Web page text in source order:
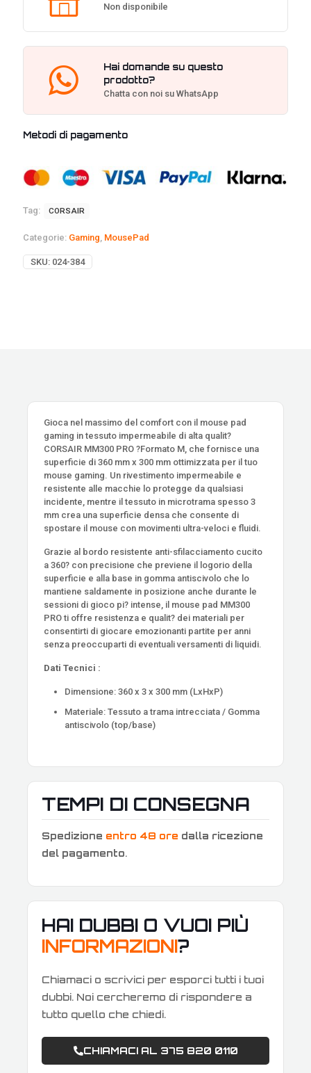
Non disponibile
Hai domande su questo
prodotto?
Chatta con noi su WhatsApp
Metodi di pagamento
Tag: CORSAIR
Categorie: Gaming MousePad
SKU: 024-384
Gioca nel massimo del comfort con il mouse pad
gaming in tessuto impermeabile di alta qualit?
CORSAIR MM300 PRO ?Formato M, che fornisce una
superficie di 360 mm x 300 mm ottimizzata per il tuo
mouse gaming. Un rivestimento impermeabile e
resistente alle macchie lo protegge da qualsiasi
incidente, mentre il tessuto in microtrama spesso 3
mm crea una superficie densa che consente di
spostare il mouse con movimenti ultra-veloci e fluidi.
Grazie al bordo resistente anti-sfilacciamento cucito
a 360? con precisione che previene il logorio della
superficie e alla base in gomma antiscivolo che lo
mantiene saldamente in posizione anche durante le
sessioni di gioco pi? intense, il mouse pad MM300
PRO ti offre resistenza e qualit? dei materiali per
consentirti di giocare emozionanti partite per anni
senza preoccuparti di eventuali versamenti di liquidi.
Dati Tecnici :
Dimensione: 360 x 3 x 300 mm (LxHxP)
Materiale: Tessuto a trama intrecciata / Gomma
antiscivolo (top/base)
TEMPI DI CONSEGNA
Spedizione entro 48 ore dalla ricezione
del pagamento.
HAI DUBBI O VUOI PIÙ
INFORMAZIONI?
Chiamaci o scrivici per esporci tutti i tuoi
dubbi. Noi cercheremo di rispondere a
tutto quello che chiedi.
CHIAMACI AL 375 820 0110